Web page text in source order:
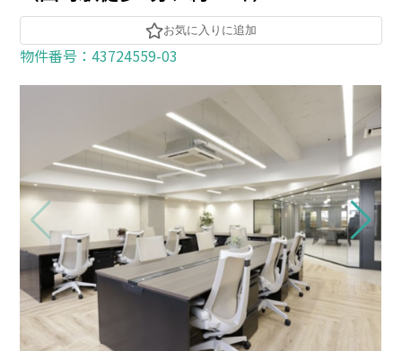
お気に入りに追加
物件番号：43724559-03